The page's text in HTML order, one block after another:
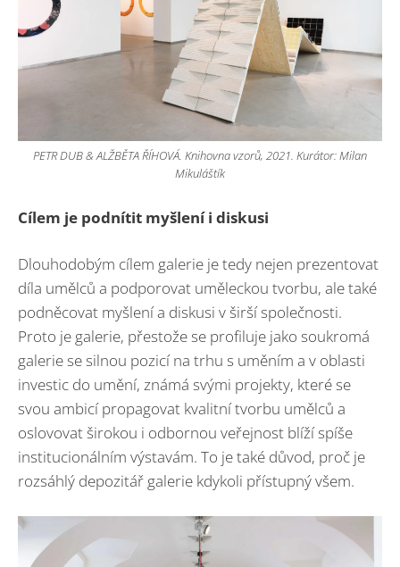
PETR DUB & ALŽBĚTA ŘÍHOVÁ. Knihovna vzorů, 2021. Kurátor: Milan
Mikuláštík
Cílem je podnítit myšlení i diskusi
Dlouhodobým cílem galerie je tedy nejen prezentovat
díla umělců a podporovat uměleckou tvorbu, ale také
podněcovat myšlení a diskusi v širší společnosti.
Proto je galerie, přestože se profiluje jako soukromá
galerie se silnou pozicí na trhu s uměním a v oblasti
investic do umění, známá svými projekty, které se
svou ambicí propagovat kvalitní tvorbu umělců a
oslovovat širokou i odbornou veřejnost blíží spíše
institucionálním výstavám. To je také důvod, proč je
rozsáhlý depozitář galerie kdykoli přístupný všem.